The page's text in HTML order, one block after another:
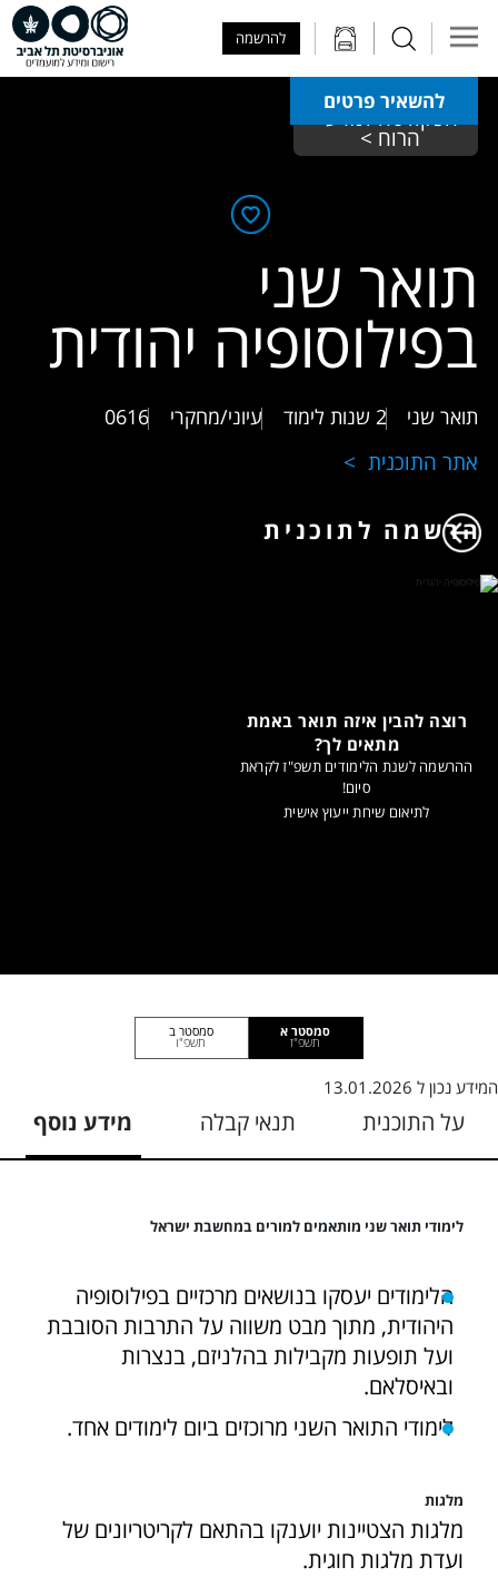
להרשמה
להשאיר פרטים
הפקולטה למדעי
הרוח >
תואר שני
בפילוסופיה יהודית
תואר שני 2 שנות לימוד עיוני/מחקרי 0616
אתר התוכנית
הרשמה לתוכנית
רוצה להבין איזה תואר באמת
מתאים לך?
ההרשמה לשנת הלימודים תשפ"ז לקראת
סיום!
לתיאום שיחת ייעוץ אישית
סמסטר א
תשפ"ז
סמסטר ב
תשפ"ו
המידע נכון ל 13.01.2026
על התוכנית תנאי קבלה מידע נוסף
לימודי תואר שני מותאמים למורים במחשבת ישראל
הלימודים יעסקו בנושאים מרכזיים בפילוסופיה
היהודית, מתוך מבט משווה על התרבות הסובבת
ועל תופעות מקבילות בהלניזם, בנצרות
ובאיסלאם.
לימודי התואר השני מרוכזים ביום לימודים אחד.
מלגות
מלגות הצטיינות יוענקו בהתאם לקריטריונים של
ועדת מלגות חוגית.